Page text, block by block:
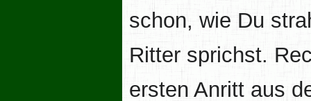
schon, wie Du
Ritter sprichst.
ersten Anritt aus